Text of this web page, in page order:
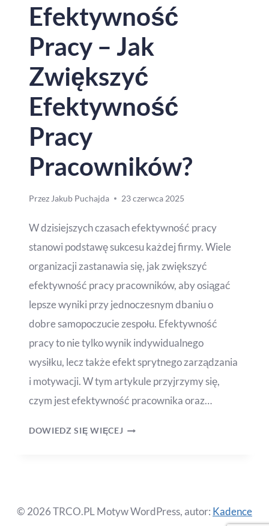
Efektywność
Pracy – Jak
Zwiększyć
Efektywność
Pracy
Pracowników?
PrzezJakub Puchajda 23 czerwca 2025
W dzisiejszych czasach efektywność pracy
stanowi podstawę sukcesu każdej firmy. Wiele
organizacji zastanawia się, jak zwiększyć
efektywność pracy pracowników, aby osiągać
lepsze wyniki przy jednoczesnym dbaniu o
dobre samopoczucie zespołu. Efektywność
pracy to nie tylko wynik indywidualnego
wysiłku, lecz także efekt sprytnego zarządzania
i motywacji. W tym artykule przyjrzymy się,
czym jest efektywność pracownika oraz…
DOWIEDZ SIĘ WIĘCEJ
© 2026 TRCO.PL Motyw WordPress, autor: Kadence